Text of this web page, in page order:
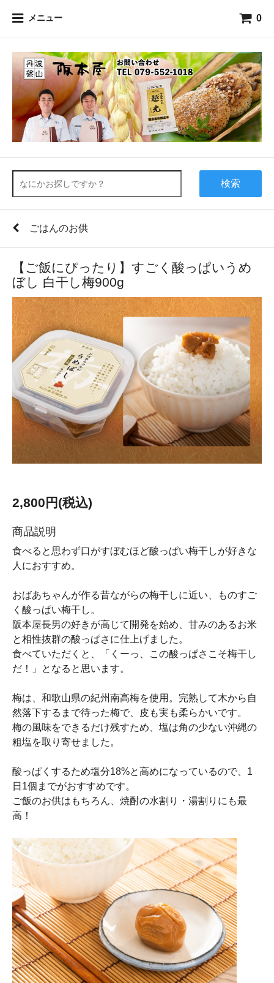
メニュー 0
検索
ごはんのお供
【ご飯にぴったり】すごく酸っぱいうめ
ぼし 白干し梅900g
2,800円(税込)
商品説明
食べると思わず口がすぼむほど酸っぱい梅干しが好きな
人におすすめ。
おばあちゃんが作る昔ながらの梅干しに近い、ものすご
く酸っぱい梅干し。
阪本屋長男の好きが高じて開発を始め、甘みのあるお米
と相性抜群の酸っぱさに仕上げました。
食べていただくと、「くーっ、この酸っぱさこそ梅干し
だ！」となると思います。
梅は、和歌山県の紀州南高梅を使用。完熟して木から自
然落下するまで待った梅で、皮も実も柔らかいです。
梅の風味をできるだけ残すため、塩は角の少ない沖縄の
粗塩を取り寄せました。
酸っぱくするため塩分18%と高めになっているので、1
日1個までがおすすめです。
ご飯のお供はもちろん、焼酎の水割り・湯割りにも最
高！